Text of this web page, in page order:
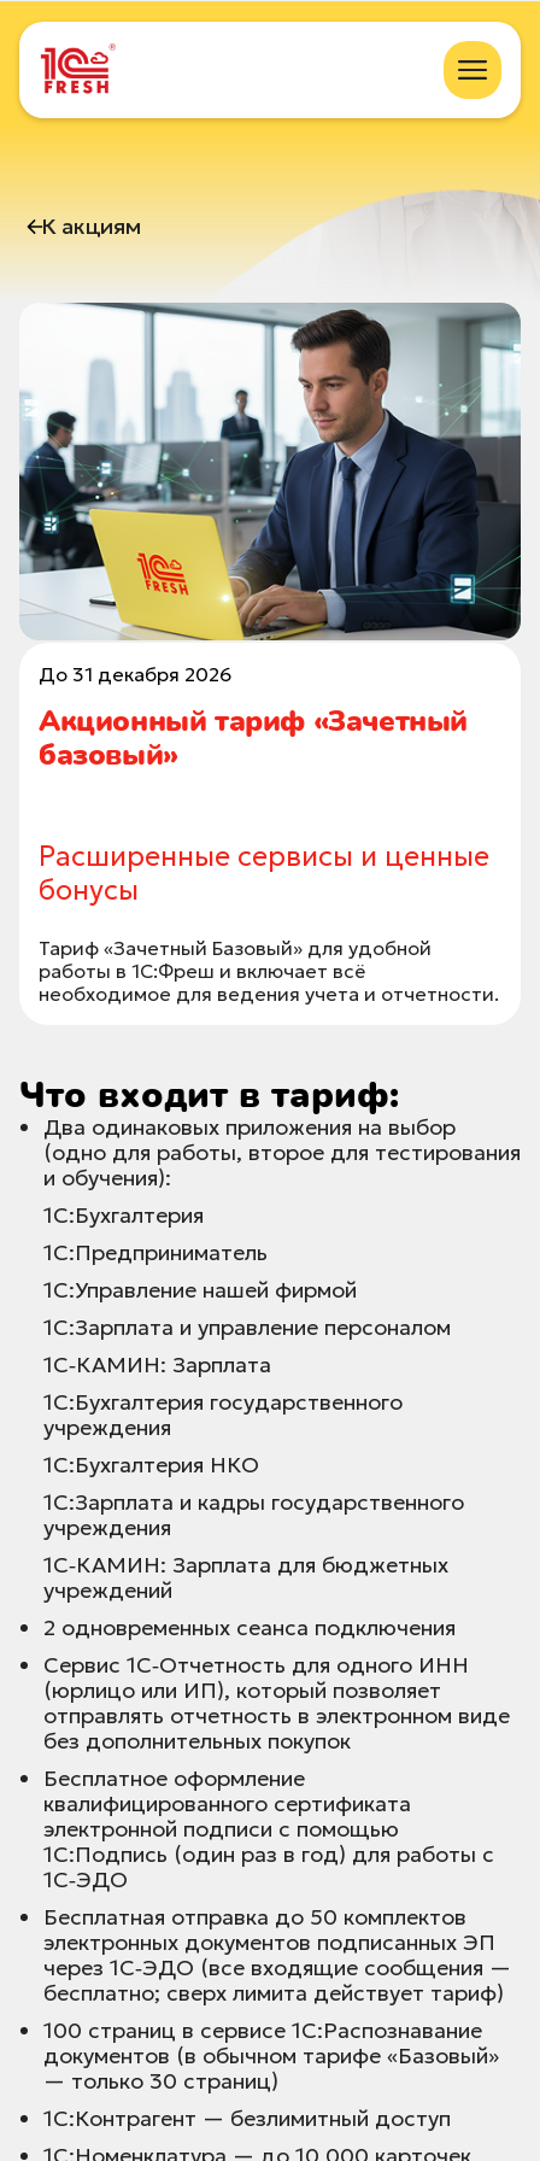
К акциям
До 31 декабря 2026
Акционный тариф «Зачетный
базовый»
Расширенные сервисы и ценные
бонусы
Тариф «Зачетный Базовый» для удобной
работы в 1С:Фреш и включает всё
необходимое для ведения учета и отчетности.
Что входит в тариф:
Два одинаковых приложения на выбор
(одно для работы, второе для тестирования
и обучения):
1С:Бухгалтерия
1С:Предприниматель
1С:Управление нашей фирмой
1С:Зарплата и управление персоналом
1С‑КАМИН: Зарплата
1С:Бухгалтерия государственного
учреждения
1С:Бухгалтерия НКО
1С:Зарплата и кадры государственного
учреждения
1С‑КАМИН: Зарплата для бюджетных
учреждений
2 одновременных сеанса подключения
Сервис 1С‑Отчетность для одного ИНН
(юрлицо или ИП), который позволяет
отправлять отчетность в электронном виде
без дополнительных покупок
Бесплатное оформление
квалифицированного сертификата
электронной подписи с помощью
1С:Подпись (один раз в год) для работы с
1С‑ЭДО
Бесплатная отправка до 50 комплектов
электронных документов подписанных ЭП
через 1С‑ЭДО (все входящие сообщения —
бесплатно; сверх лимита действует тариф)
100 страниц в сервисе 1С:Распознавание
документов (в обычном тарифе «Базовый»
— только 30 страниц)
1С:Контрагент — безлимитный доступ
1С:Номенклатура — до 10 000 карточек